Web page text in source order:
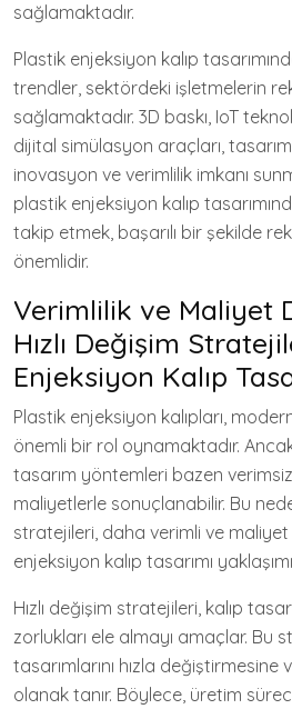
sağlamaktadır.
Plastik enjeksiyon kalıp
trendler, sektördeki işletmelerin
sağlamaktadır. 3D baskı, IoT
dijital simülasyon araçları,
inovasyon ve verimlilik imkanı
plastik enjeksiyon kalıp
takip etmek, başarılı bir şekilde
önemlidir.
Verimlilik ve Maliyet
Hızlı Değişim
Enjeksiyon Kalıp
Plastik enjeksiyon kalıpları,
önemli bir rol oynamaktadır.
tasarım yöntemleri bazen
maliyetlerle sonuçlanabilir. Bu
stratejileri, daha verimli ve
enjeksiyon kalıp tasarımı
Hızlı değişim stratejileri, kalıp
zorlukları ele almayı amaçlar. Bu
tasarımlarını hızla
olanak tanır. Böylece, üretim